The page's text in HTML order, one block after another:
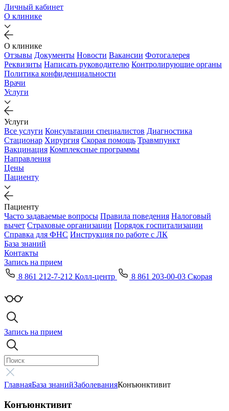
Личный кабинет
О клинике
О клинике
Отзывы Документы Новости Вакансии Фотогалерея
Реквизиты Написать руководителю Контролирующие органы
Политика конфиденциальности
Врачи
Услуги
Услуги
Все услуги Консультации специалистов Диагностика
Стационар Хирургия Скорая помощь Травмпункт
Вакцинация Комплексные программы
Направления
Цены
Пациенту
Пациенту
Часто задаваемые вопросы Правила поведения Налоговый
вычет Страховые организации Порядок госпитализации
Справка для ФНС Инструкция по работе с ЛК
База знаний
Контакты
Запись на прием
8 861 212-7-212 Колл-центр
8 861 203-00-03 Скорая
Запись на прием
ГлавнаяБаза знанийЗаболеванияКонъюнктивит
Конъюнктивит